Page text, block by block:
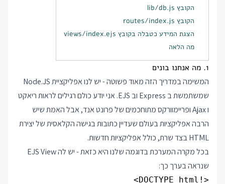
הקובץ lib/db.js
הקובץ routes/index.js
הצגת המידע כטבלה בקובץ views/index.ejs
מה הלאה
1. מה אנחנו בונים
המשימה במדריך הזה מאוד פשוטה - יש לנו אפליקציית Node.JS
שמשתמשת ב Express וב EJS. אני יודע כולם רגילים לראות ריאקט
ו Ajax ופריימוורקס מתוחכמים של פרונט אנד, אבל האמת שיש
הרבה אפליקציות בעולם שעדיין כתובות בגישה הקלאסית של יצירת
HTML בצד שרת, כולל אפליקציות חדשות.
בכל מקרה המערכת בדוגמה שלנו היא כזאת - יש לה EJS View
שנראה בערך כך: